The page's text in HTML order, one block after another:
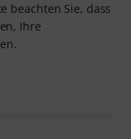
beachten Sie, dass
Ihre